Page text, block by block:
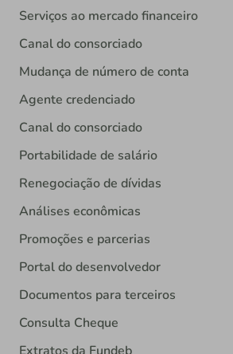
Serviços ao mercado financeiro
Canal do consorciado
Mudança de número de conta
Agente credenciado
Canal do consorciado
Portabilidade de salário
Renegociação de dívidas
Análises econômicas
Promoções e parcerias
Portal do desenvolvedor
Documentos para terceiros
Consulta Cheque